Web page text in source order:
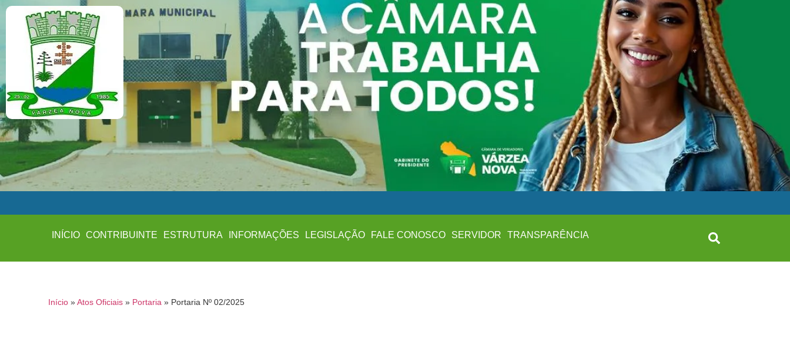
INÍCIO CONTRIBUINTE ESTRUTURA INFORMAÇÕES LEGISLAÇÃO FALE CONOSCO SERVIDOR TRANSPARÊNCIA
Início » Atos Oficiais » Portaria » Portaria Nº 02/2025